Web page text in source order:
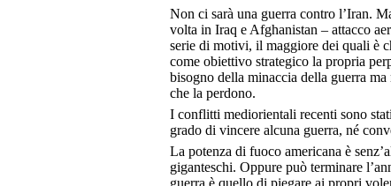
Non ci sarà una guerra contro l’Iran.
volta in Iraq e Afghanistan – attacco
serie di motivi, il maggiore dei quali è
come obiettivo strategico la propria
bisogno della minaccia della guerra
che la perdono.
I conflitti mediorientali recenti sono
grado di vincere alcuna guerra, né
La potenza di fuoco americana è
giganteschi. Oppure può terminare